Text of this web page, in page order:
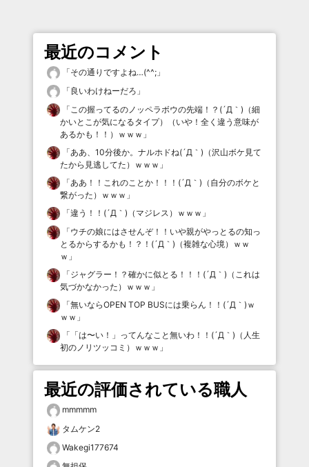
最近のコメント
「その通りですよね…(^^; 」
「 良いわけねーだろ 」
「この握ってるのノッペラボウの先端！？(´Д｀)（細
かいとこが気になるタイプ）（いや！全く違う意味が
あるかも！！）ｗｗｗ 」
「ああ、10分後か。ナルホドね(´Д｀)（沢山ボケ見て
たから見逃してた）ｗｗｗ 」
「ああ！！これのことか！！！(´Д｀)（自分のボケと
繋がった）ｗｗｗ 」
「違う！！(´Д｀)（マジレス）ｗｗｗ 」
「ウチの娘にはさせんぞ！！いや親がやっとるの知っ
とるからするかも！？！(´Д｀)（複雑な心境）ｗｗ
ｗ 」
「ジャグラー！？確かに似とる！！！(´Д｀)（これは
気づかなかった）ｗｗｗ 」
「無いならOPEN TOP BUSには乗らん！！(´Д｀)ｗ
ｗｗ 」
「 「は〜い！」ってんなこと無いわ！！(´Д｀)（人生
初のノリツッコミ）ｗｗｗ 」
最近の評価されている職人
mmmmm
タムケン2
Wakegi177674